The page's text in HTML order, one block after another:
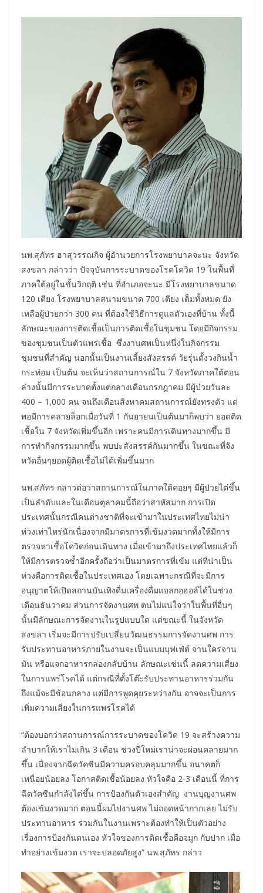
​นพ.สุภัทร ฮาสุวรรณกิจ ผู้อำนวยการโรงพยาบาลจะนะ จังหวัด
สงขลา กล่าวว่า ปัจจุบันการระบาดของโรคโควิด 19 ในพื้นที่
ภาคใต้อยู่ในขั้นวิกฤติ เช่น ที่อำเภอจะนะ มีโรงพยาบาลขนาด
120 เตียง โรงพยาบาลสนามขนาด 700 เตียง เต็มทั้งหมด ยัง
เหลือผู้ป่วยกว่า 300 คน ที่ต้องใช้วิธีการดูแลตัวเองที่บ้าน ทั้งนี้
ลักษณะของการติดเชื้อเป็นการติดเชื้อในชุมชน โดยมีกิจกรรม
ของชุมชนเป็นตัวแพร่เชื้อ ซึ่งงานศพเป็นหนึ่งในกิจกรรม
ชุมชนที่สำคัญ นอกนั้นเป็นงานเลี้ยงสังสรรค์ วัยรุ่นตั้งวงกินน้ำ
กระท่อม เป็นต้น จะเห็นว่าสถานการณ์ใน 7 จังหวัดภาคใต้ตอน
ล่างนั้นมีการระบาดตั้งแต่กลางเดือนกรกฎาคม มีผู้ป่วยวันละ
400 – 1,000 คน จนถึงเดือนสิงหาคมสถานการณ์ยังทรงตัว แต่
พอมีการคลายล็อกเมื่อวันที่ 1 กันยายนเป็นต้นมาก็พบว่า ยอดติด
เชื้อใน 7 จังหวัดเพิ่มขึ้นอีก เพราะคนมีการเดินทางมากขึ้น มี
การทำกิจกรรมมากขึ้น พบปะสังสรรค์กันมากขึ้น ในขณะที่จัง
หวัดอื่นๆยอดผู้ติดเชื้อไม่ได้เพิ่มขึ้นมาก
นพ.สภัทร กล่าวต่อว่าสถานการณ์ในภาคใต้ค่อยๆ มีผู้ป่วยไต่ขึ้น
เป็นลำดับและในเดือนตุลาคมนี้ถือว่าสาหัสมาก การเปิด
ประเทศนั้นกรณีคนต่างชาติที่จะเข้ามาในประเทศไทยไม่น่า
ห่วงเท่าไหร่นักเนื่องจากมีมาตรการที่เข้มงวดมากทั้งให้มีการ
ตรวจหาเชื้อโควิดก่อนเดินทาง เมื่อเข้ามาถึงประเทศไทยแล้วก็
ให้มีการตรวจซ้ำอีกครั้งถือว่าเป็นมาตรการที่เข้ม แต่ที่น่าเป็น
ห่วงคือการติดเชื้อในประเทศเอง โดยเฉพาะกรณีที่จะมีการ
อนุญาตให้เปิดสถานบันเทิงดื่มเครื่องดื่มแอลกอฮอล์ได้ในช่วง
เดือนธันวาคม ส่วนการจัดงานศพ ตนไม่แน่ใจว่าในพื้นที่อื่นๆ
นั้นมีลักษณะการจัดงานในรูปแบบใด แต่ขณะนี้ ในจังหวัด
สงขลา เริ่มจะมีการปรับเปลี่ยนวัฒนธรรมการจัดงานศพ การ
รับประทานอาหารภายในงานจะเป็นแบบบุฟเฟ่ต์ จานใครจาน
มัน หรือแจกอาหารกล่องกลับบ้าน ลักษณะเช่นนี้ ลดความเสี่ยง
ในการแพร่โรคได้ แต่กรณีที่ตั้งโต๊ะรับประทานอาหารร่วมกัน
ถึงแม้จะมีช้อนกลาง แต่มีการพูดคุยระหว่างกัน อาจจะเป็นการ
เพิ่มความเสี่ยงในการแพร่โรคได้
“ต้องบอกว่าสถานการณ์การระบาดของโควิด 19 จะสร้างความ
ลำบากให้เราไม่เกิน 3 เดือน ช่วงปีใหม่เราน่าจะผ่อนคลายมาก
ขึ้น เนื่องจากฉีดวัคซีนมีความครอบคลุมมากขึ้น อนาคตก็
เหนื่อยน้อยลง โอกาสติดเชื้อน้อยลง หัวใจคือ 2-3 เดือนนี้ ที่การ
ฉีดวัคซีนกำลังไต่ขึ้น การป้องกันตัวเองสำคัญ งานบุญงานศพ
ต้องเข้มงวดมาก ตอนนี้ผมไปงานศพ ไม่ถอดหน้ากากเลย ไม่รับ
ประทานอาหาร ร่วมกันในงานเพราะต้องทำให้เป็นตัวอย่าง
เรื่องการป้องกันตนเอง หัวใจของการติดเชื้อคือจมูก กับปาก เมื่อ
ทำอย่างเข้มงวด เราจะปลอดภัยสูง” นพ.สุภัทร กล่าว